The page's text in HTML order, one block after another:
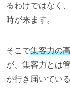
るわけではなく
時が来ます。
そこで集客力の
が、集客力とは
が行き届いてい